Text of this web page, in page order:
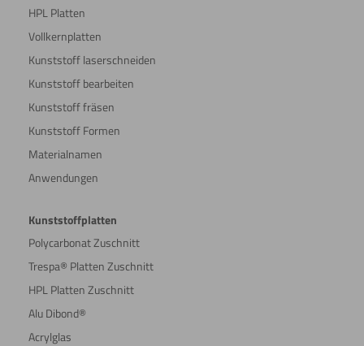
HPL Platten
Vollkernplatten
Kunststoff laserschneiden
Kunststoff bearbeiten
Kunststoff fräsen
Kunststoff Formen
Materialnamen
Anwendungen
Kunststoffplatten
Polycarbonat Zuschnitt
Trespa® Platten Zuschnitt
HPL Platten Zuschnitt
Alu Dibond®
Acrylglas